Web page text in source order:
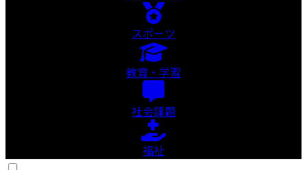
スポーツ
教育・学習
社会課題
福祉